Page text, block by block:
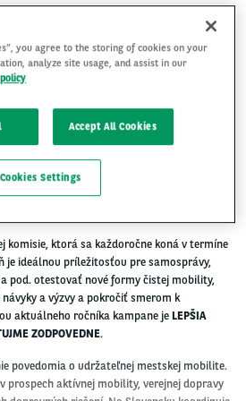
MOBILITY
komisie, ktorá sa každoročne koná v termíne
je ideálnou príležitosťou pre samosprávy,
pod. otestovať nové formy čistej mobility,
a výzvy a pokročiť smerom k
aktuálneho ročníka kampane je LEPŠIA
ZODPOVEDNE.
povedomia o udržateľnej mestskej mobilite.
prospech aktívnej mobility, verejnej dopravy
you agree to the storing of cookies on your
analyze site usage, and assist in our
Accept All Cookies
Cookies Settings